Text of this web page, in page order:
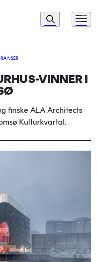
Navigasjon
Søk Meny
VINNER I
finske ALA Architects
Kulturkvartal.